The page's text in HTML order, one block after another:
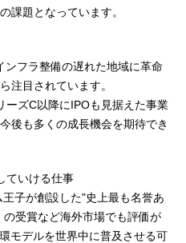
課題となっています。
ンフラ整備の遅れた地域に革命
注目されています。
ーズC以降にIPOも見据えた事業
後も多くの成長機会を期待でき
ていける仕事
子が創設した"史上最も名誉あ
受賞など海外市場でも評価が
モデルを世界中に普及させる可